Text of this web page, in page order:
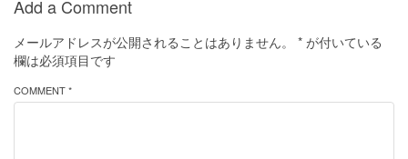
Add a Comment
メールアドレスが公開されることはありません。 * が付いている
欄は必須項目です
COMMENT *